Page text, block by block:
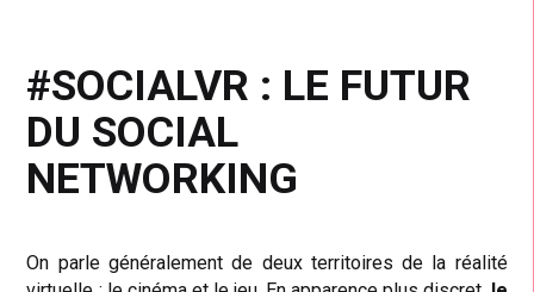
#SOCIALVR : LE FUTUR
DU SOCIAL
NETWORKING
On parle généralement de deux territoires de la réalité